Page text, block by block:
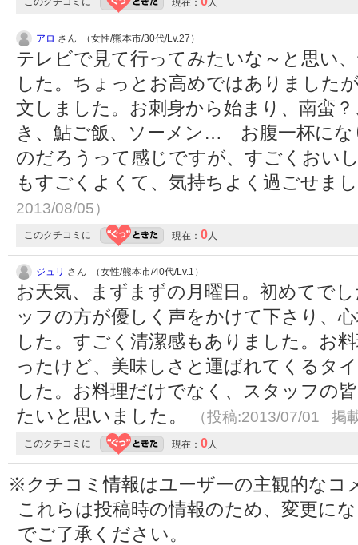
アロ さん （女性/熊本市/30代/Lv.27）
テレビで見て行ってみたいな～と思い
した。ちょっとお高めではありました
文しました。お刺身から始まり、南蛮
き、鮎ご飯、ソーメン… お腹一杯に
のだろうって感じですが、すごくおい
もすごくよくて、気持ちよく過ごせま
2013/08/05）
このクチコミに 現在： 0 人
ジュリ さん （女性/熊本市/40代/Lv.1）
お天気、まずまずの月曜日。初めてで
ッフの方が優しく声をかけて下さり、
した。すごく清潔感もありました。お
ったけど、美味しさと運ばれてくるタ
した。お料理だけでなく、スタッフの
たいと思いました。
（投稿:2013/07/01 掲
このクチコミに 現在： 0 人
※クチコミ情報はユーザーの主観的なコ
これらは投稿時の情報のため、変更に
でご了承ください。